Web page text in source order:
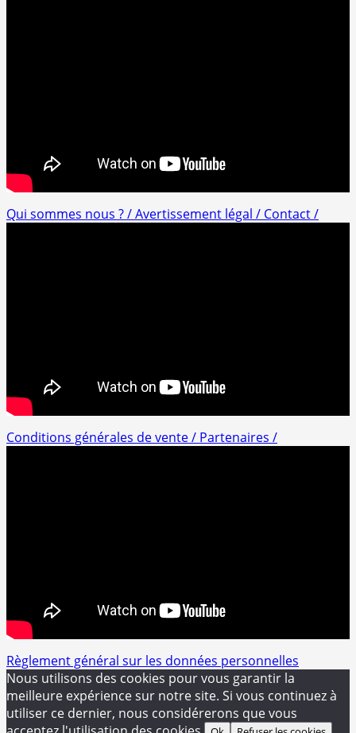
Qui sommes nous ? /Avertissement légal / Contact /
Conditions générales de vente / Partenaires /
Règlement général sur les données personnelles
Nous utilisons des cookies pour vous garantir la
meilleure expérience sur notre site. Si vous continuez à
utiliser ce dernier, nous considérerons que vous